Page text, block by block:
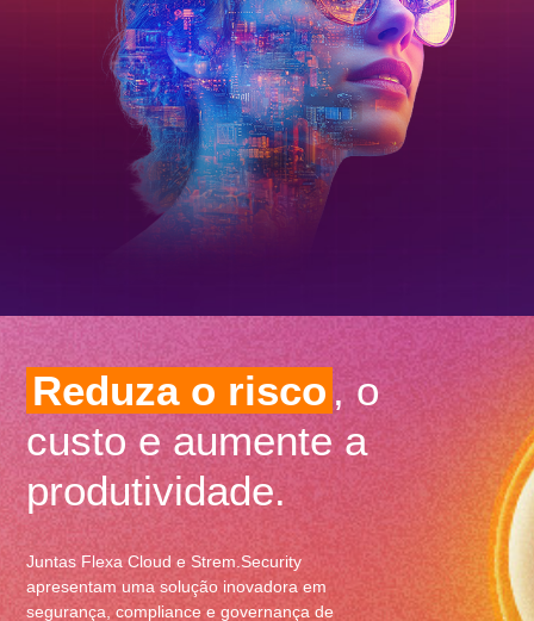
Reduza o risco , o
custo e aumente a
produtividade.
Juntas Flexa Cloud e Strem.Security
apresentam uma solução inovadora em
segurança, compliance e governança de